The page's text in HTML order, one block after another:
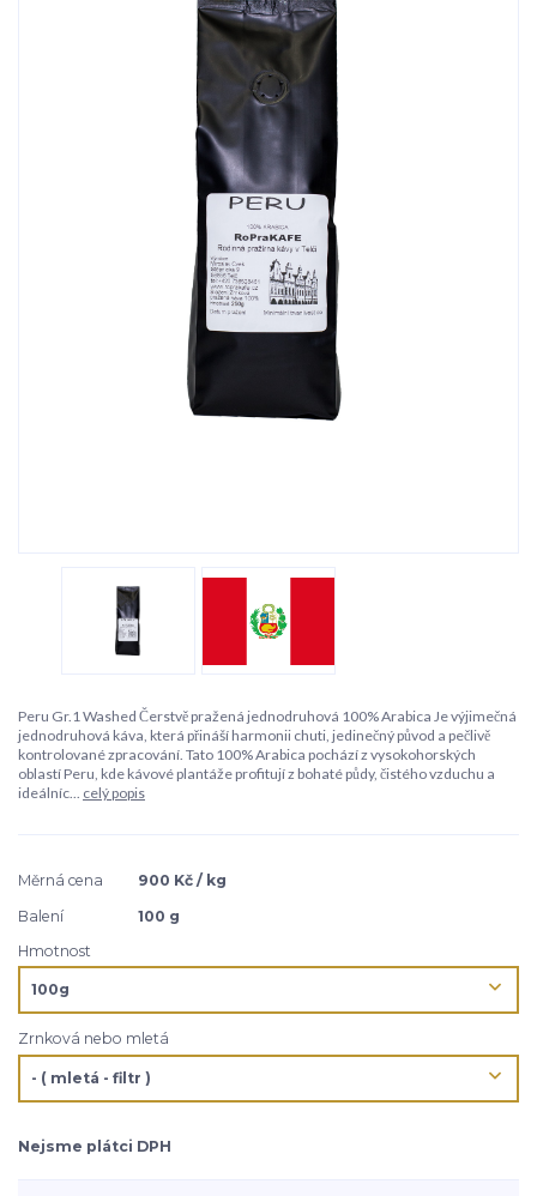
Peru Gr.1 Washed Čerstvě pražená jednodruhová 100% Arabica Je výjimečná
jednodruhová káva, která přináší harmonii chuti, jedinečný původ a pečlivě
kontrolované zpracování. Tato 100% Arabica pochází z vysokohorských
oblastí Peru, kde kávové plantáže profitují z bohaté půdy, čistého vzduchu a
ideálníc... celý popis
Měrná cena
900 Kč / kg
Balení
100 g
Hmotnost
Zrnková nebo mletá
Nejsme plátci DPH